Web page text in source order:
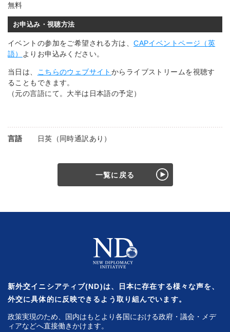
無料
お申込み・視聴方法
イベントの参加をご希望される方は、CAPイベントページ（英
語）
よりお申込みください。
当日は、 こちらのウェブサイト からライブストリームを視聴す
ることもできます。
（元の言語にて。大半は日本語の予定）
言語 日英（同時通訳あり）
一覧に戻る
新外交イニシアティブ(ND)は、日本に存在する様々な声を、
外交に具体的に反映できるよう取り組んでいます。
政策実現のため、国内はもとより各国における政府・議会・メデ
ィアなどへ直接働きかけます。